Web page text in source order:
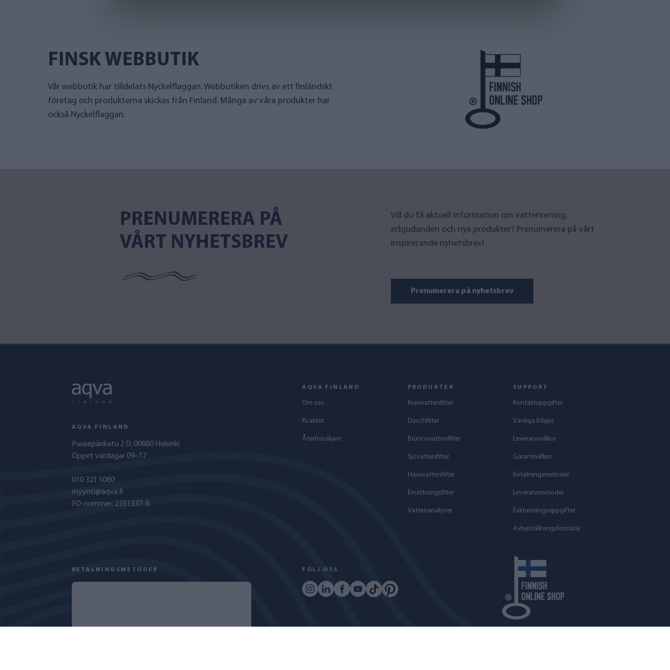
FINSK WEBBUTIK
Vår webbutik har tilldelats Nyckelflaggan. Webbutiken drivs av ett finländskt
företag och produkterna skickas från Finland. Många av våra produkter har
också Nyckelflaggan.
PRENUMERERA PÅ
VÅRT NYHETSBREV
Vill du få aktuell information om vattenrening,
erbjudanden och nya produkter? Prenumerera på vårt
inspirerande nyhetsbrev!
Prenumerera på nyhetsbrev
AQVA FINLAND
Puusepänkatu 2 D, 00880 Helsinki
Öppet vardagar 09–17
010 321 5080
myynti@aqva.fi
FO-nummer: 2351337-8
AQVA FINLAND
Om oss
Kvalitet
Återförsäljare
PRODUKTER
Kranvattenfilter
Duschfilter
Brunnsvattenfilter
Sjövattenfilter
Havs­vattenfilter
Ersättningsfilter
Vattenanalyser
SUPPORT
Kontaktuppgifter
Vanliga frågor
Leveransvillkor
Garantivillkor
Betalningsmetoder
Leveransmetoder
Faktureringsuppgifter
Avbeställningsformulär
BETALNINGSMETODER FÖLJ OSS